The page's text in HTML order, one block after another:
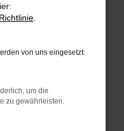
Country
von uns eingesetzt:
um die
zu gewährleisten.